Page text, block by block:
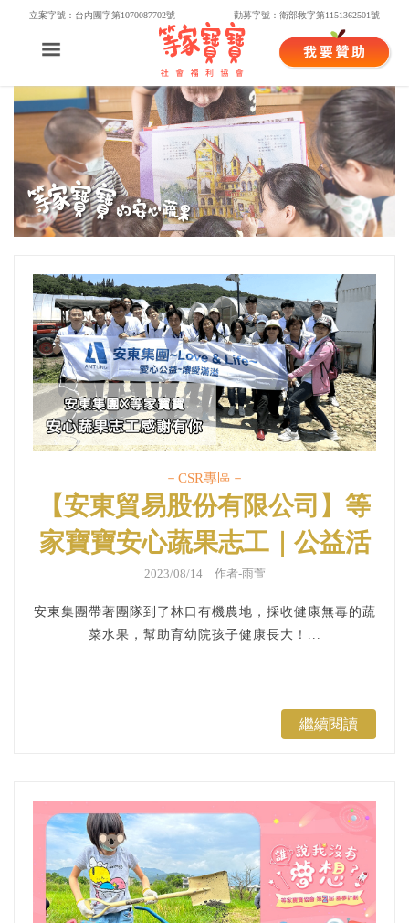
立案字號：台內團字第1070087702號 勸募字號：衛部救字第1151362501號
－CSR專區－
【安東貿易股份有限公司】等
家寶寶安心蔬果志工｜公益活
動、企業ＣＳＲ
2023/08/14 作者-雨萱
安東集團帶著團隊到了林口有機農地，採收健康無毒的蔬
菜水果，幫助育幼院孩子健康長大！...
繼續閱讀